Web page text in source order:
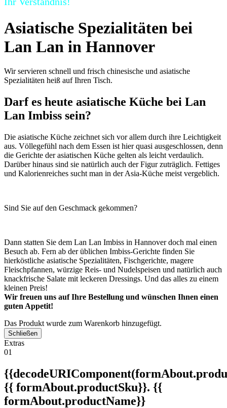
Asiatische Spezialitäten bei
Lan Lan in Hannover
Wir servieren schnell und frisch chinesische und asiatische
Spezialitäten heiß auf Ihren Tisch.
Darf es heute asiatische Küche bei Lan
Lan Imbiss sein?
Die asiatische Küche zeichnet sich vor allem durch ihre Leichtigkeit
aus. Völlegefühl nach dem Essen ist hier quasi ausgeschlossen, denn
die Gerichte der asiatischen Küche gelten als leicht verdaulich.
Darüber hinaus sind sie natürlich auch der Figur zuträglich. Fettiges
und Kalorienreiches sucht man in der Asia-Küche meist vergeblich.
Sind Sie auf den Geschmack gekommen?
Dann statten Sie dem Lan Lan Imbiss in Hannover doch mal einen
Besuch ab. Fern ab der üblichen Imbiss-Gerichte finden Sie
hierköstliche asiatische Spezialitäten, Fischgerichte, magere
Fleischpfannen, würzige Reis- und Nudelspeisen und natürlich auch
knackfrische Salate mit leckeren Dressings. Und das alles zu einem
kleinen Preis!
Wir freuen uns auf Ihre Bestellung und wünschen Ihnen einen
guten Appetit!
Das Produkt wurde zum Warenkorb hinzugefügt.
Schließen
Extras
01
{{ formAbout.productSku}}. {{
formAbout.productName}}